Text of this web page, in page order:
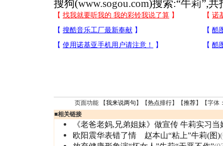
搜狗(www.sogou.com)搜索:“牛莉”,共
页面功能 【我来说两句 】【热点排行】【推荐】【字体
■相关链接
《老爸老妈,兄弟姐妹》做宣传 牛莉实习当
欧阳震华表错了情 赵本山“粘上”牛莉(图)